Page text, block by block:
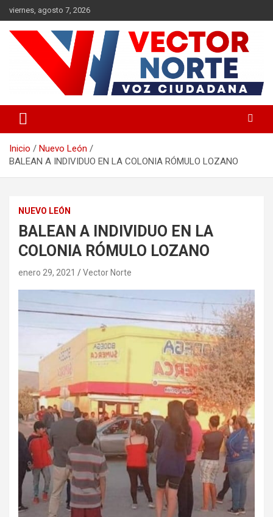
Saltar
al
contenido
viernes, agosto 7, 2026
Vector Norte
Inicio
Nuevo León
BALEAN A INDIVIDUO EN LA COLONIA RÓMULO LOZANO
NUEVO LEÓN
BALEAN A INDIVIDUO EN LA
COLONIA RÓMULO LOZANO
enero 29, 2021 Vector Norte